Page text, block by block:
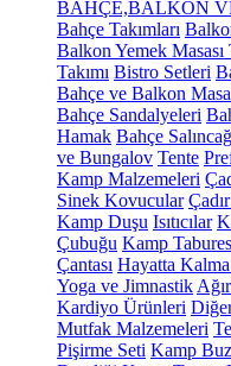
BAHÇE,BALKON
Bahçe Takımları
Balkon Yemek Masası
Takımı Bistro Setleri
Bahçe ve Balkon
Bahçe Sandalyeleri
Hamak Bahçe
ve Bungalov Tente
Kamp Malzemeleri
Sinek Kovucular
Kamp Duşu Isıtıcılar
Çubuğu Kamp
Çantası Hayatta
Yoga ve Jimnastik
Kardiyo Ürünleri
Mutfak Malzemeleri
Pişirme Seti Kamp